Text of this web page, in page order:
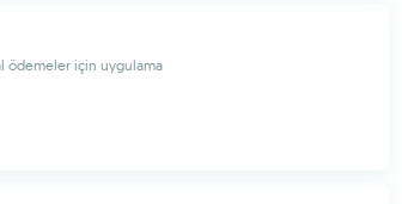
ödemeler için uygulama